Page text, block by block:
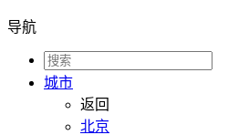
导航
城市
返回
北京